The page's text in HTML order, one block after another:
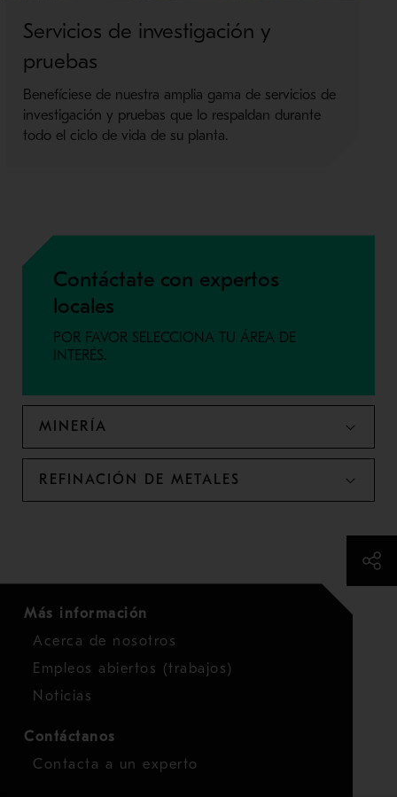
Servicios de investigación y
pruebas
Benefíciese de nuestra amplia gama de servicios de
investigación y pruebas que lo respaldan durante
todo el ciclo de vida de su planta.
Contáctate con expertos
locales
POR FAVOR SELECCIONA TU ÁREA DE
INTERÉS.
MINERÍA
REFINACIÓN DE METALES
Más información
Acerca de nosotros
Empleos abiertos (trabajos)
Noticias
Contáctanos
Contacta a un experto